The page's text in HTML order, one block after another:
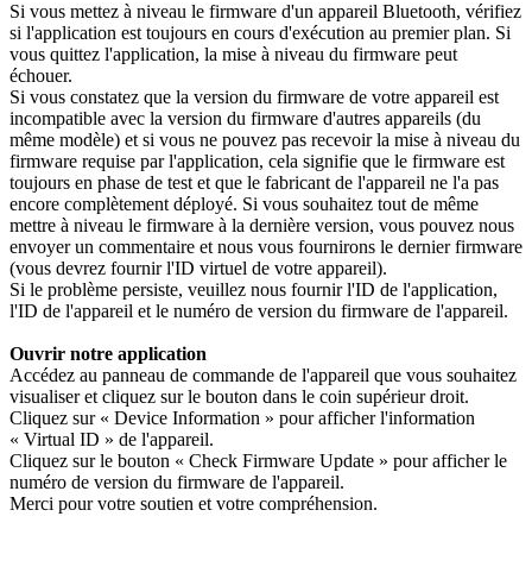
Si vous mettez à niveau le firmware d'un appareil Bluetooth, vérifiez
si l'application est toujours en cours d'exécution au premier plan. Si
vous quittez l'application, la mise à niveau du firmware peut
échouer.
Si vous constatez que la version du firmware de votre appareil est
incompatible avec la version du firmware d'autres appareils (du
même modèle) et si vous ne pouvez pas recevoir la mise à niveau du
firmware requise par l'application, cela signifie que le firmware est
toujours en phase de test et que le fabricant de l'appareil ne l'a pas
encore complètement déployé. Si vous souhaitez tout de même
mettre à niveau le firmware à la dernière version, vous pouvez nous
envoyer un commentaire et nous vous fournirons le dernier firmware
(vous devrez fournir l'ID virtuel de votre appareil).
Si le problème persiste, veuillez nous fournir l'ID de l'application,
l'ID de l'appareil et le numéro de version du firmware de l'appareil.
Ouvrir notre application
Accédez au panneau de commande de l'appareil que vous souhaitez
visualiser et cliquez sur le bouton dans le coin supérieur droit.
Cliquez sur « Device Information » pour afficher l'information
« Virtual ID » de l'appareil.
Cliquez sur le bouton « Check Firmware Update » pour afficher le
numéro de version du firmware de l'appareil.
Merci pour votre soutien et votre compréhension.